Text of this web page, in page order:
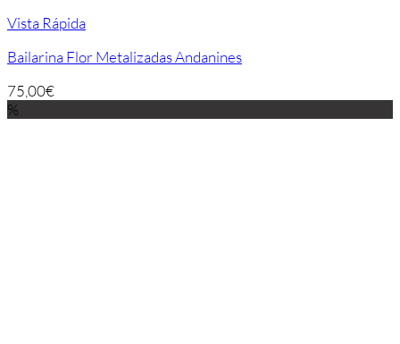
Vista Rápida
Bailarina Flor Metalizadas Andanines
75,00€
%